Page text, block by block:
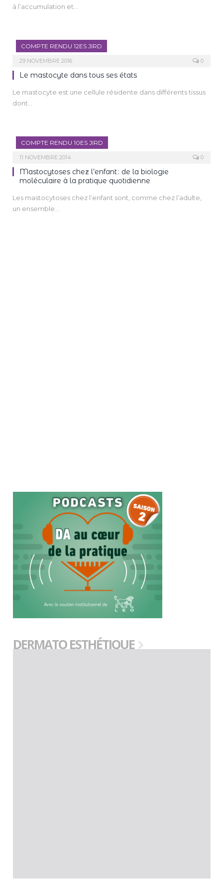
à l’accumulation et…
COMPTE RENDU 12ES JIRD
29 NOVEMBRE 2016 0
Le mastocyte dans tous ses états
Le mastocyte est une cellule résidente dans différents tissus
dont…
COMPTE RENDU 10ES JIRD
11 NOVEMBRE 2014 0
Mastocytoses chez l’enfant : de la biologie
moléculaire à la pratique quotidienne
Les mastocytoses chez l’enfant sont, comme chez l’adulte,
un ensemble…
DERMATO ESTHÉTIQUE